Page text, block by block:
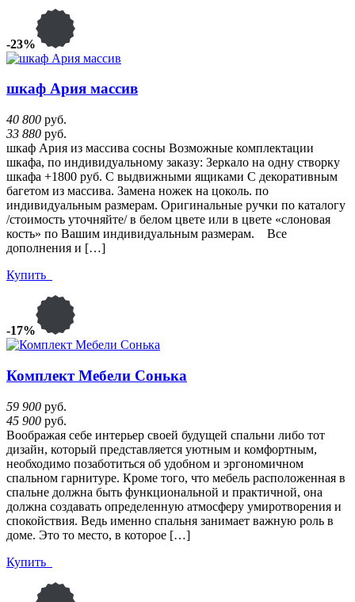
-23%
шкаф Ария массив
40 800 руб.
33 880 руб.
шкаф Ария из массива сосны Возможные комплектации
шкафа, по индивидуальному заказу: Зеркало на одну створку
шкафа +1800 руб. С выдвижными ящиками С декоративным
багетом из массива. Замена ножек на цоколь. по
индивидуальным размерам. Оригинальные ручки по каталогу
/стоимость уточняйте/ в белом цвете или в цвете «слоновая
кость» по Вашим индивидуальным размерам. Все
дополнения и […]
Купить
-17%
Комплект Мебели Сонька
59 900 руб.
45 900 руб.
Воображая себе интерьер своей будущей спальни либо тот
дизайн, который представляется уютным и комфортным,
необходимо позаботиться об удобном и эргономичном
спальном гарнитуре. Кроме того, что мебель расположенная в
спальне должна быть функциональной и практичной, она
должна создавать определенную атмосферу умиротворения и
спокойствия. Ведь именно спальня занимает важную роль в
доме. Это то место, в которое […]
Купить